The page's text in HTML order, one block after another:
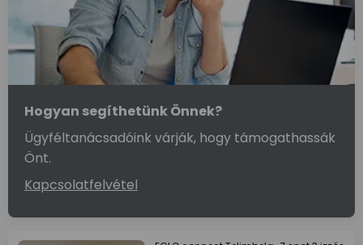
Hogyan segíthetünk Önnek?
Ügyféltanácsadóink várják, hogy támogathassák
Önt.
Kapcsolatfelvétel